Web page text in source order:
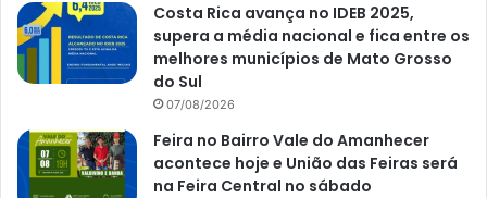
Costa Rica avança no IDEB 2025,
supera a média nacional e fica entre os
melhores municípios de Mato Grosso
do Sul
07/08/2026
Feira no Bairro Vale do Amanhecer
acontece hoje e União das Feiras será
na Feira Central no sábado